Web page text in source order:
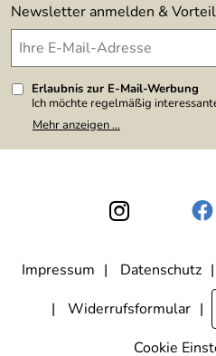
Newsletter anmelden &
Erlaubnis zur E-Mail-Werbung
Ich möchte regelmäßig
Meine E-Mail-Adresse wird nicht
weitergegeben. Zu statistischen
den Link "Abmelden" am Ende
Datenschutzerklärung
habe ich
Mehr anzeigen ...
Impressum Datenschutz
Widerrufsformular
Cookie